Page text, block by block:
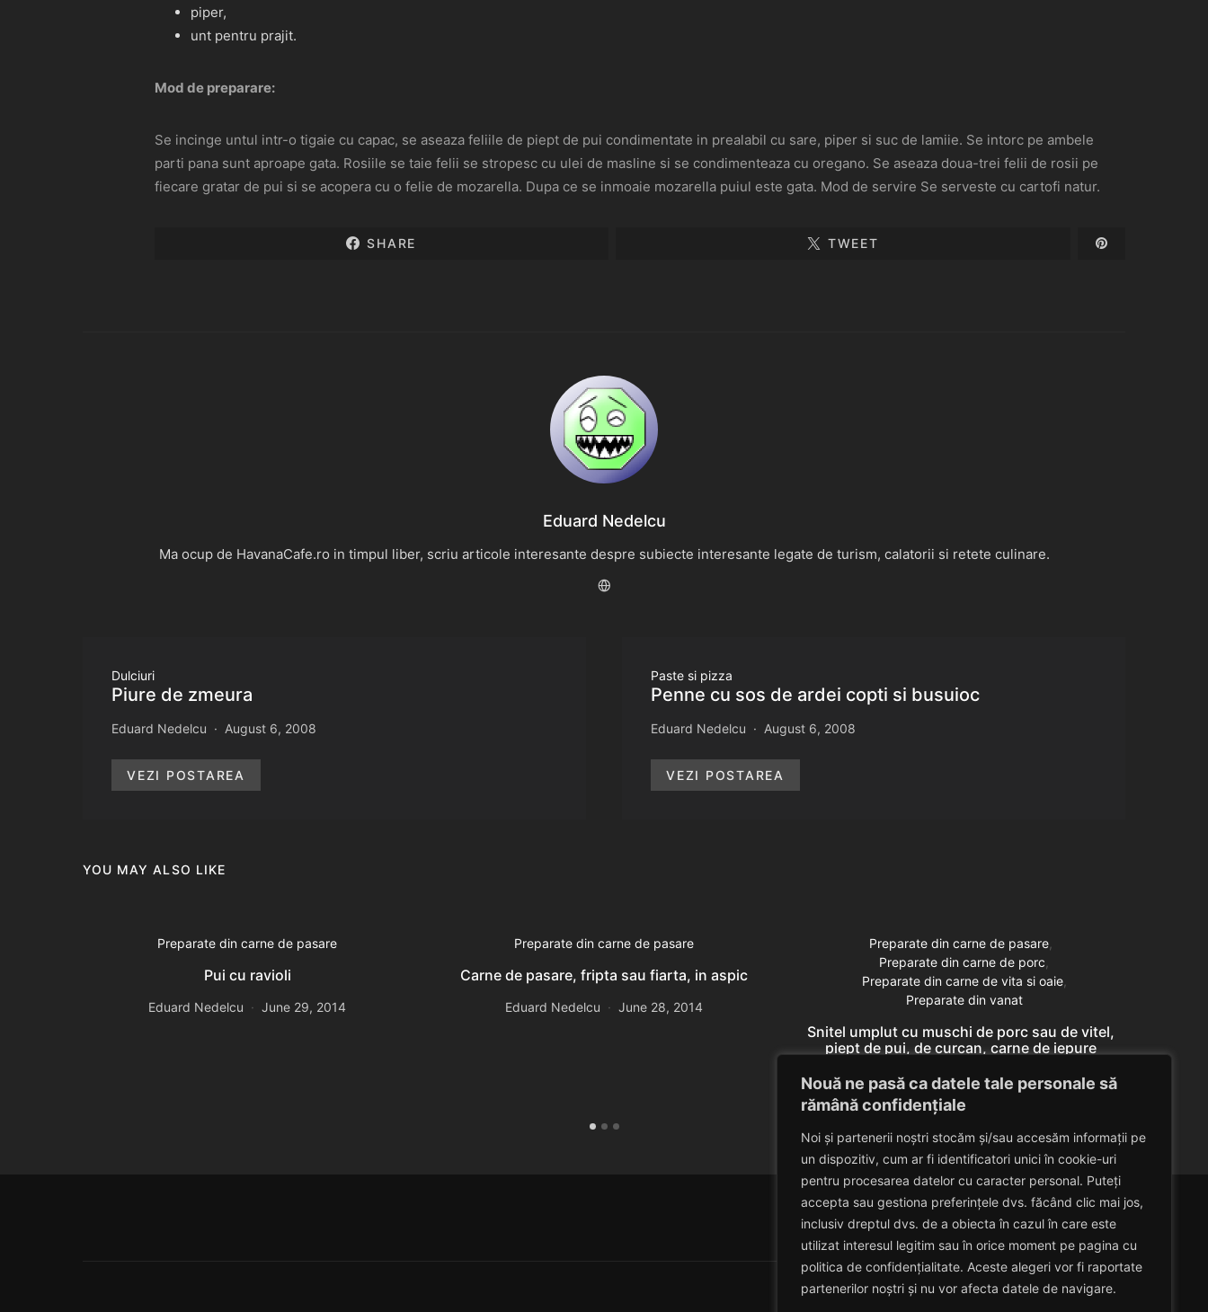
Nouă ne pasă ca datele tale personale să
rămână confidențiale
Noi și partenerii noștri stocăm și/sau accesăm informații pe
un dispozitiv, cum ar fi identificatori unici în cookie-uri
pentru procesarea datelor cu caracter personal. Puteți
accepta sau gestiona preferințele dvs. făcând clic mai jos,
inclusiv dreptul dvs. de a obiecta în cazul în care este
utilizat interesul legitim sau în orice moment pe pagina cu
politica de confidențialitate. Aceste alegeri vor fi raportate
partenerilor noștri și nu vor afecta datele de navigare.
piper,
unt pentru prajit.
Mod de preparare:
Se incinge untul intr-o tigaie cu capac, se aseaza feliile de piept de pui condimentate in prealabil cu sare, piper si suc de lamiie. Se intorc pe ambele
parti pana sunt aproape gata. Rosiile se taie felii se stropesc cu ulei de masline si se condimenteaza cu oregano. Se aseaza doua-trei felii de rosii pe
fiecare gratar de pui si se acopera cu o felie de mozarella. Dupa ce se inmoaie mozarella puiul este gata. Mod de servire Se serveste cu cartofi natur.
SHARE TWEET
Eduard Nedelcu
Ma ocup de HavanaCafe.ro in timpul liber, scriu articole interesante despre subiecte interesante legate de turism, calatorii si retete culinare.
Dulciuri
Piure de zmeura
Eduard Nedelcu August 6, 2008
VEZI POSTAREA
Paste si pizza
Penne cu sos de ardei copti si busuioc
Eduard Nedelcu August 6, 2008
VEZI POSTAREA
YOU MAY ALSO LIKE
Preparate din carne de pasare
Pui cu ravioli
Eduard Nedelcu June 29, 2014
Preparate din carne de pasare
Carne de pasare, fripta sau fiarta, in aspic
Eduard Nedelcu June 28, 2014
Preparate din carne de pasare
Preparate din carne de porc
Preparate din carne de vita si oaie
Preparate din vanat
Snitel umplut cu muschi de porc sau de vitel,
piept de pui, de curcan, carne de iepure
Eduard Nedelcu April 30, 2014